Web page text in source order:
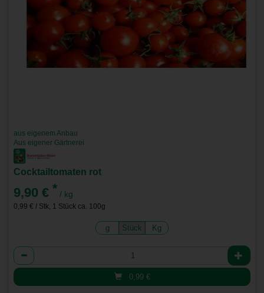
aus eigenem Anbau
Aus eigener Gärtnerei
Cocktailtomaten rot
9,90 € * / kg
0,99 € / Stk, 1 Stück ca. 100g
g Stück Kg
Anzahl
0,99 €